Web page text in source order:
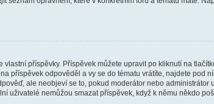
příspěvky. Příspěvek můžete upravit po kliknutí na
příspěvek odpověděl a vy se do tématu vrátíte, najdete pod
ale neobjeví se to, pokud moderátor nebo
uživatelé nemůžou smazat příspěvek, když k němu někdo